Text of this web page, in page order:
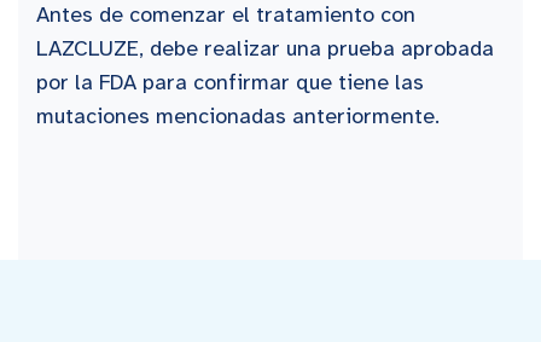
Antes de comenzar el tratamiento con
LAZCLUZE, debe realizar una prueba aprobada
por la FDA para confirmar que tiene las
mutaciones mencionadas anteriormente.